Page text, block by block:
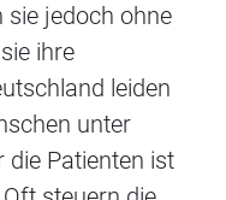
sie jedoch ohne
ihre
leiden
unter
die Patienten ist